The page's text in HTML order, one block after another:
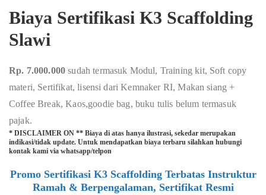
Biaya Sertifikasi K3 Scaffolding
Slawi
Rp. 7.000.000sudah termasuk Modul, Training kit, Soft copy
materi, Sertifikat, lisensi dari Kemnaker RI, Makan siang +
Coffee Break, Kaos,goodie bag, buku tulis belum termasuk
pajak.
* DISCLAIMER ON ** Biaya di atas hanya ilustrasi, sekedar merupakan
indikasi/tidak update. Untuk mendapatkan biaya terbaru silahkan hubungi
kontak kami via whatsapp/telpon
Promo Sertifikasi K3 Scaffolding Terbatas Instruktur
Ramah & Berpengalaman, Sertifikat Resmi